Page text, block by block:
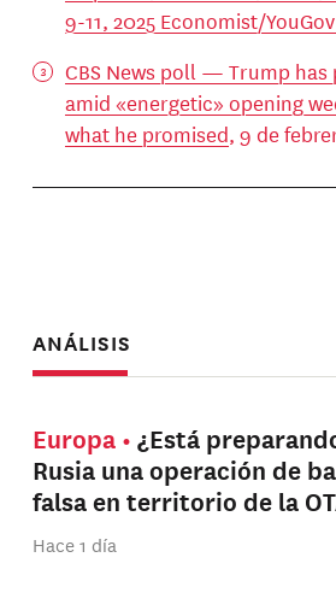
9-11, 2025 Economist/
CBS News poll — Trump has
amid «energetic» opening
what he promised, 9 de
ANÁLISIS
Europa
¿Está
Rusia una operación de
falsa en territorio de la
Hace 1 día